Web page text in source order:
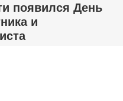
появился День
и